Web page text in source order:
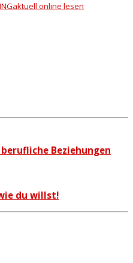
online lesen
Beziehungen
du willst!